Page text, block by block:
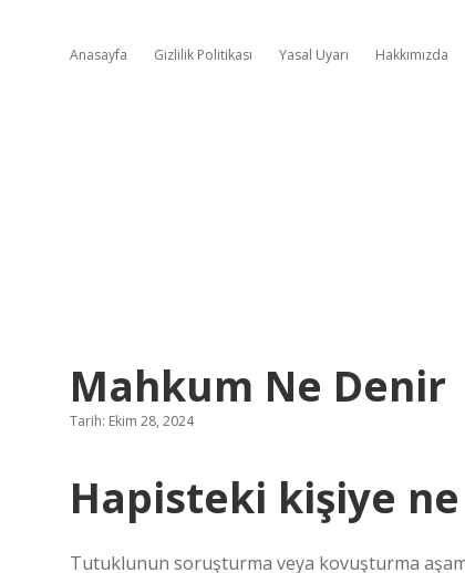
Anasayfa Gizlilik Politikası Yasal Uyarı Hakkımızda
Mahkum Ne Denir
Tarih: Ekim 28, 2024
Hapisteki kişiye
Tutuklunun soruşturma veya kovuşturma